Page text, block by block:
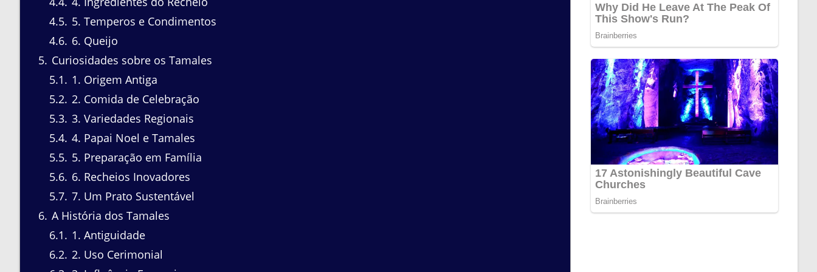
4.5 5. Temperos e Condimentos
4.6 6. Queijo
5 Curiosidades sobre os Tamales
5.1
1. Origem Antiga
5.2 2. Comida de Celebração
5.3 3. Variedades Regionais
5.4 4. Papai Noel e Tamales
5.5 5. Preparação em Família
5.6 6. Recheios Inovadores
5.7 7. Um Prato Sustentável
6 A História dos Tamales
6.1
1. Antiguidade
6.2 2. Uso Cerimonial